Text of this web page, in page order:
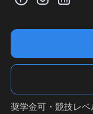
奨学金可・競技レ